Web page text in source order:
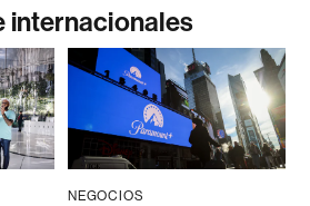
internacionales
NEGOCIOS